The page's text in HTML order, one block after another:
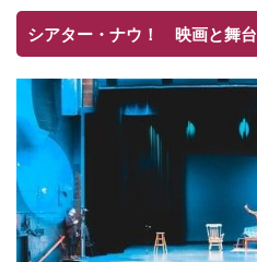
シアター・ナウ！ 映画と舞台